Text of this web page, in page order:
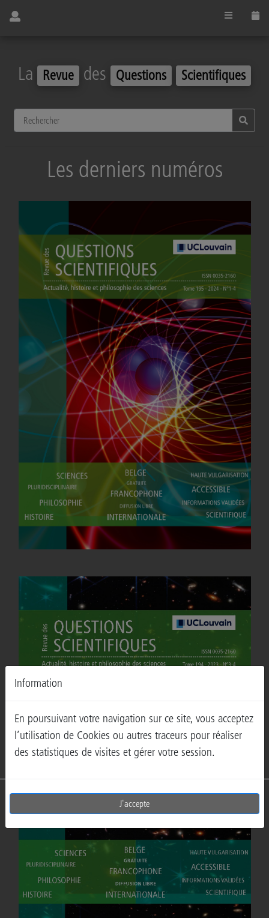
La Revue des Questions Scientifiques
Les derniers numéros
2024
Num 1-4
Vol 195
Information
En poursuivant votre navigation sur ce site, vous acceptez
l’utilisation de Cookies ou autres traceurs pour réaliser
des statistiques de visites et gérer votre session.
J'accepte